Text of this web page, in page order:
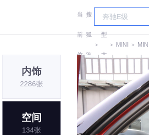
当
前
位
置:
搜
狐
汽
车
＞
车
型
大
全
＞ MINI ＞
内饰
2286张
空间
134张